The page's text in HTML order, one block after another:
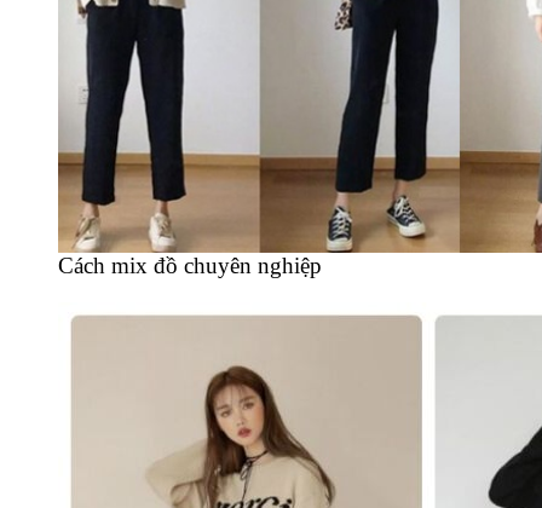
Cách mix đồ chuyên nghiệp